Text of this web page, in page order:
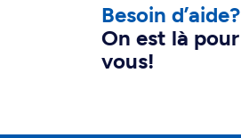
Besoin d’aide?
On est là pour
vous!